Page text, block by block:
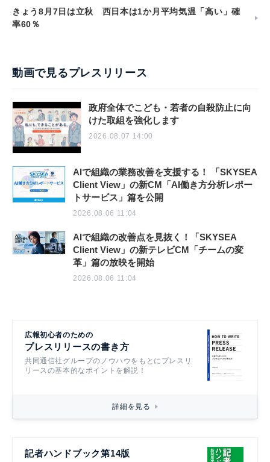
きょう8月7日は立秋 西日本は1か月平均気温「高い」確
率60％
動画で見るプレスリリース
政府全体でこども・若者の自殺防止に向
けた取組を強化します
2026.08.07 14:00
AIで組織の業務改善を支援する！ 「SKYSEA
Client View」の新CM「AI働き方分析レポー
トサービス」篇を公開
2026.08.06 11:04
AIで組織の改善点を見抜く！「SKYSEA
Client View」の新テレビCM「チームの変
革」篇の放映を開始
2026.08.06 11:04
広報初心者のための
プレスリリースの書き方
共同通信社グループのノウハウをもとにプレスリ
リースの基本的なポイントを解説！
詳細を見る
記者ハンドブック第14版